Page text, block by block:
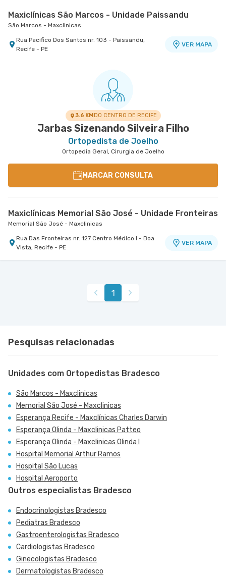
Maxiclínicas São Marcos - Unidade Paissandu
São Marcos - Maxclinicas
Rua Pacifico Dos Santos nr. 103 - Paissandu,
Recife - PE
VER MAPA
3.6 KMDO CENTRO DE RECIFE
Jarbas Sizenando Silveira Filho
Ortopedista de Joelho
Ortopedia Geral, Cirurgia de Joelho
MARCAR CONSULTA
Maxiclínicas Memorial São José - Unidade Fronteiras
Memorial São José - Maxclinicas
Rua Das Fronteiras nr. 127 Centro Médico I - Boa
Vista, Recife - PE
VER MAPA
1
Pesquisas relacionadas
Unidades com Ortopedistas Bradesco
São Marcos - Maxclinicas
Memorial São José - Maxclinicas
Esperança Recife - Maxclínicas Charles Darwin
Esperança Olinda - Maxclinicas Patteo
Esperança Olinda - Maxclinicas Olinda I
Hospital Memorial Arthur Ramos
Hospital São Lucas
Hospital Aeroporto
Outros especialistas Bradesco
Endocrinologistas Bradesco
Pediatras Bradesco
Gastroenterologistas Bradesco
Cardiologistas Bradesco
Ginecologistas Bradesco
Dermatologistas Bradesco